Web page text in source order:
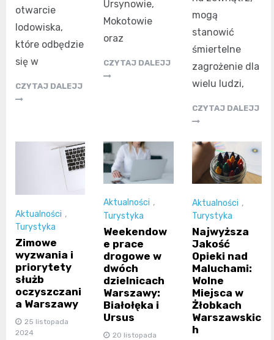
otwarcie
lodowiska,
które odbędzie
się w
CZYTAJ DALEJJ
Ursynowie,
Mokotowie
oraz
CZYTAJ DALEJJ
mogą
stanowić
śmiertelne
zagrożenie dla
wielu ludzi,
CZYTAJ DALEJJ
Aktualności ,
Turystyka
Zimowe
wyzwania i
priorytety
służb
oczyszczani
a Warszawy
25 listopada
2024
Aktualności ,
Turystyka
Weekendow
e prace
drogowe w
dwóch
dzielnicach
Warszawy:
Białołęka i
Ursus
20 listopada
Aktualności ,
Turystyka
Najwyższa
Jakość
Opieki nad
Maluchami:
Wolne
Miejsca w
Żłobkach
Warszawskic
h